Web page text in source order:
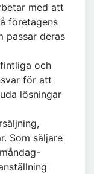
med att
företagens
passar deras
och
för att
lösningar
Som säljare